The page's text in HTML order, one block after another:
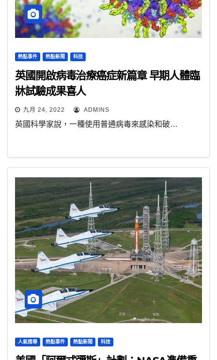
熱點事件 熱點新聞 科技
英國開啟病毒治療癌症新篇章 早期人體臨
牀試驗成果喜人
九月 24, 2022 ADMINS
英國科學家說，一種使用普通病毒來感染和破…
人氣搜尋 熱點事件 熱點新聞 科技